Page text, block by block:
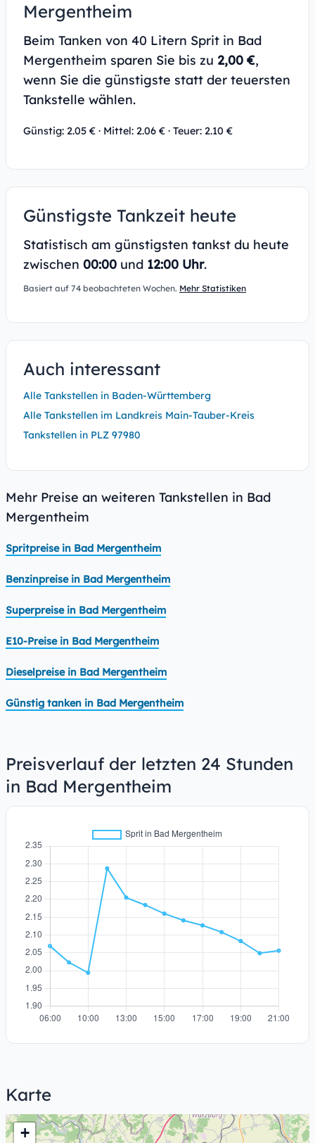
Mergentheim
Beim Tanken von 40 Litern Sprit in Bad
Mergentheim sparen Sie bis zu 2,00 €,
wenn Sie die günstigste statt der teuersten
Tankstelle wählen.
Günstig: 2.05 € · Mittel: 2.06 € · Teuer: 2.10 €
Günstigste Tankzeit heute
Statistisch am günstigsten tankst du heute
zwischen 00:00 und 12:00 Uhr.
Basiert auf 74 beobachteten Wochen. Mehr Statistiken
Auch interessant
Alle Tankstellen in Baden-Württemberg
Alle Tankstellen im Landkreis Main-Tauber-Kreis
Tankstellen in PLZ 97980
Mehr Preise an weiteren Tankstellen in Bad
Mergentheim
Spritpreise in Bad Mergentheim
Benzinpreise in Bad Mergentheim
Superpreise in Bad Mergentheim
E10-Preise in Bad Mergentheim
Dieselpreise in Bad Mergentheim
Günstig tanken in Bad Mergentheim
Preisverlauf der letzten 24 Stunden
in Bad Mergentheim
Karte
+